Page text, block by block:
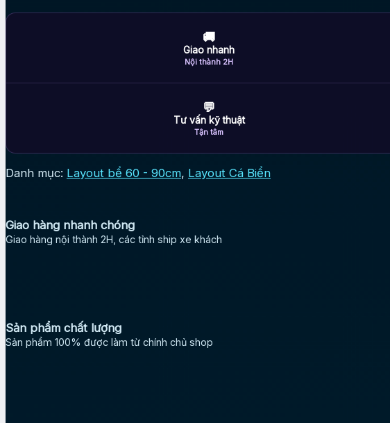
🚚
Giao nhanh
Nội thành 2H
💬
Tư vấn kỹ thuật
Tận tâm
Danh mục: Layout bể 60 - 90cm, Layout Cá Biển
Giao hàng nhanh chóng
Giao hàng nội thành 2H, các tỉnh ship xe khách
Sản phẩm chất lượng
Sản phẩm 100% được làm từ chính chủ shop